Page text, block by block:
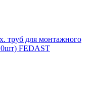
труб для монтажного
FEDAST